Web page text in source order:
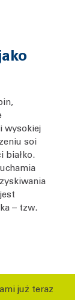
wysokiej
soi
białko.
– tzw.
już teraz